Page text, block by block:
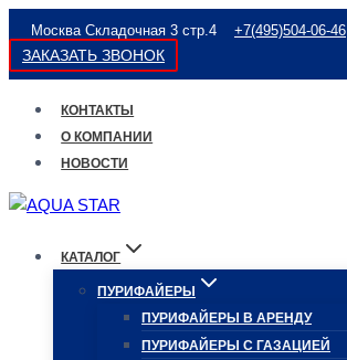
Перейти
к
содержимому
Москва Складочная 3 стр.4 +7(495)504-06-46
ЗАКАЗАТЬ ЗВОНОК
КОНТАКТЫ
О КОМПАНИИ
НОВОСТИ
КАТАЛОГ
ПУРИФАЙЕРЫ
ПУРИФАЙЕРЫ В АРЕНДУ
ПУРИФАЙЕРЫ С ГАЗАЦИЕЙ